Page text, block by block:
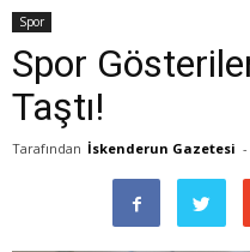
Spor
Spor
Taştı!
Tarafından İskenderun Gazetesi -